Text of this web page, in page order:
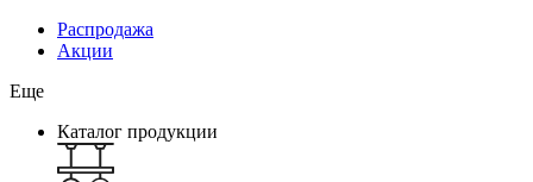
Распродажа
Акции
Еще
Каталог продукции